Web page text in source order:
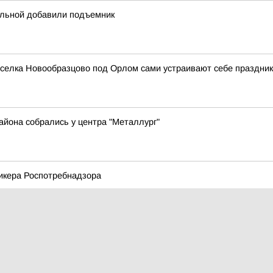
добавили подъемник
Новообразцово под Орлом сами устраивают себе
собрались у центра "Металлург"
Роспотребнадзора